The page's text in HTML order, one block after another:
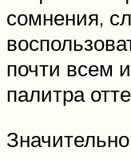
сомнения,
почти всем
палитра